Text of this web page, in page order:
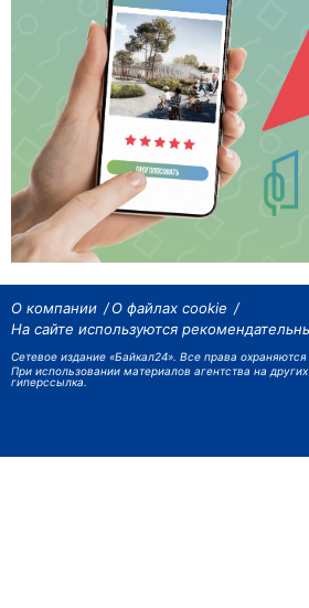
О компании
О файлах cookie
На сайте используются
Сетевое издание «Байкал24». Все права
При использовании материалов агентства на
гиперссылка.